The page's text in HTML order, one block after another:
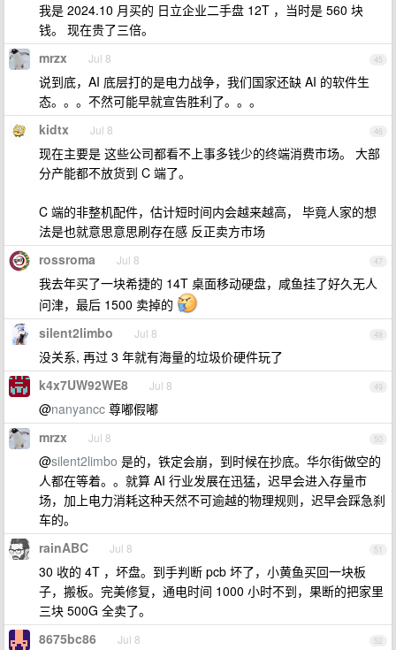
我是 2024.10 月买的 日立企业二手盘 12T ，当时是 560 块
钱。 现在贵了三倍。
45
mrzx Jul 8
说到底，AI 底层打的是电力战争，我们国家还缺 AI 的软件生
态。。。不然可能早就宣告胜利了。。。
46
kidtx Jul 8
现在主要是 这些公司都看不上事多钱少的终端消费市场。 大部
分产能都不放货到 C 端了。
C 端的非整机配件，估计短时间内会越来越高， 毕竟人家的想
法是也就意思意思刷存在感 反正卖方市场
47
rossroma Jul 8
我去年买了一块希捷的 14T 桌面移动硬盘，咸鱼挂了好久无人
问津，最后 1500 卖掉的
48
silent2limbo Jul 8
没关系, 再过 3 年就有海量的垃圾价硬件玩了
49
k4x7UW92WE8 Jul 8
@nanyancc 尊嘟假嘟
50
mrzx Jul 8
@silent2limbo 是的，铁定会崩，到时候在抄底。华尔街做空的
人都在等着。。就算 AI 行业发展在迅猛，迟早会进入存量市
场，加上电力消耗这种天然不可逾越的物理规则，迟早会踩急刹
车的。
51
rainABC Jul 8
30 收的 4T ，坏盘。到手判断 pcb 坏了，小黄鱼买回一块板
子，搬板。完美修复，通电时间 1000 小时不到，果断的把家里
三块 500G 全卖了。
52
8675bc86 Jul 8